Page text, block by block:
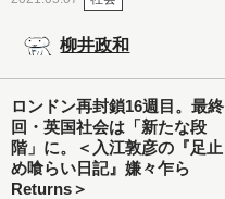
柳井政和
ロンドン再封鎖16週目。最終
回・英国社会は「新たな段
階」に。＜入江敦彦の『足止
め喰らい日記』嫌々乍ら
Returns＞